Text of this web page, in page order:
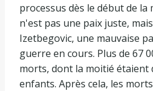
processus dès le début de la
n'est pas une paix juste,
Izetbegovic, une mauvaise
guerre en cours. Plus de 67
morts, dont la moitié étaient
enfants. Après cela, les